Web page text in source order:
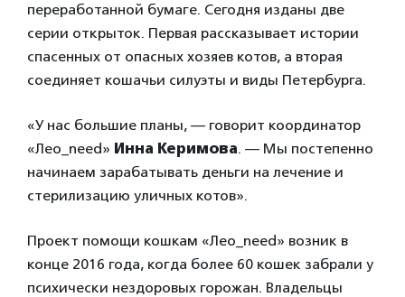
переработанной бумаге. Сегодня изданы две
серии открыток. Первая рассказывает истории
спасенных от опасных хозяев котов, а вторая
соединяет кошачьи силуэты и виды Петербурга.
«У нас большие планы, — говорит координатор
«Лео_need» Инна Керимова. — Мы постепенно
начинаем зарабатывать деньги на лечение и
стерилизацию уличных котов».
Проект помощи кошкам «Лео_need» возник в
конце 2016 года, когда более 60 кошек забрали у
психически нездоровых горожан. Владельцы